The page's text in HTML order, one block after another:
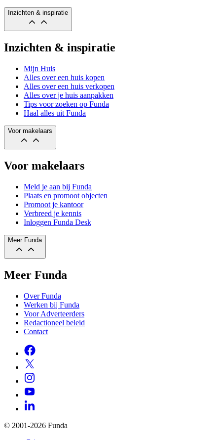
Inzichten & inspiratie
Inzichten & inspiratie
Mijn Huis
Alles over een huis kopen
Alles over een huis verkopen
Alles over je huis aanpakken
Tips voor zoeken op Funda
Haal alles uit Funda
Voor makelaars
Voor makelaars
Meld je aan bij Funda
Plaats en promoot objecten
Promoot je kantoor
Verbreed je kennis
Inloggen Funda Desk
Meer Funda
Meer Funda
Over Funda
Werken bij Funda
Voor Adverteerders
Redactioneel beleid
Contact
© 2001-2026 Funda